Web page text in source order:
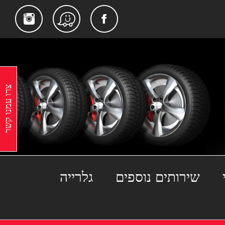
Facebook
Waze
שירותים נוספים
גלרייה
צרו עמנו קשר